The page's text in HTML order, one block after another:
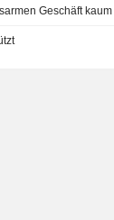
Geschäft